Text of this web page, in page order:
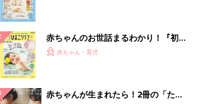
赤ちゃんのお世話まるわかり！『初め
てのひよこクラブ 夏号』〈巻頭大特
赤ちゃん・育児
赤ちゃんが生まれたら！2冊の「たま